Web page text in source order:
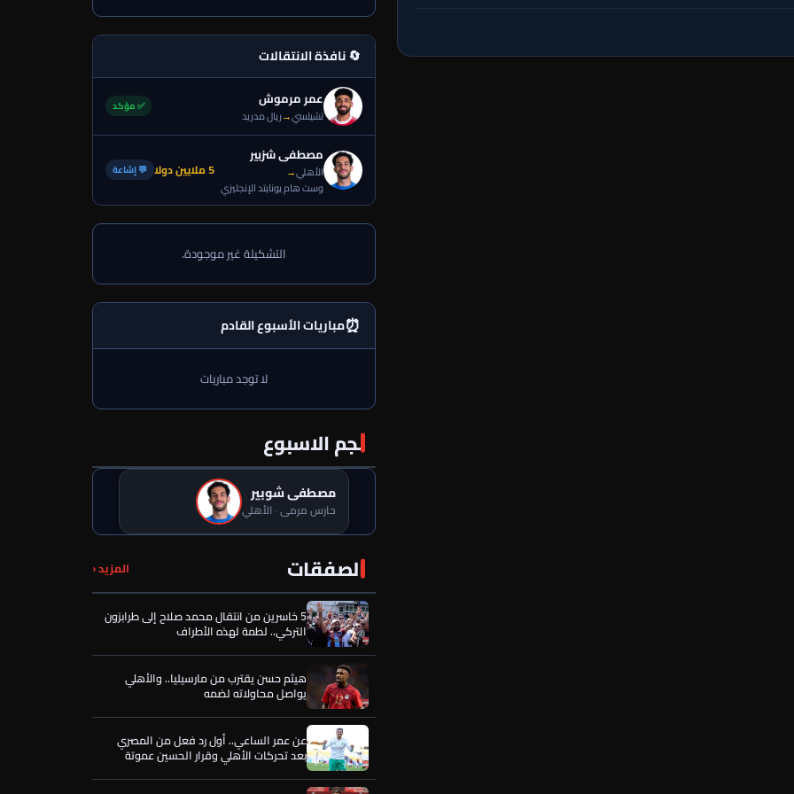
🔄 نافذة الانتقالات
عمر مرموش
تشيلسي→ريال مدريد
✅ مؤكد
مصطفى شزبير
الأهلي→
وست هام يونايتد الإنجليزي
5 ملايين دولا 💬 إشاعة
التشكيلة غير موجودة.
⏰مباريات الأسبوع القادم
لا توجد مباريات
نجم الاسبوع
مصطفى شوبير
حارس مرمى · الأهلي
الصفقات المزيد ‹ المنعم من العودة للأهلي
5 خاسرين من انتقال محمد صلاح إلى طرابزون
التركي.. لطمة لهذه الأطراف
هيثم حسن يقترب من مارسيليا.. والأهلي
يواصل محاولاته لضمه
عن عمر الساعي.. أول رد فعل من المصري
بعد تحركات الأهلي وقرار الحسين عموتة